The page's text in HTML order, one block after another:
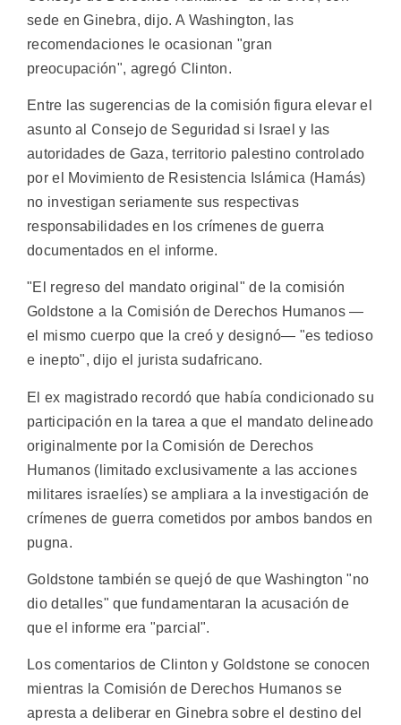
sede en Ginebra, dijo. A Washington, las
recomendaciones le ocasionan "gran
preocupación", agregó Clinton.
Entre las sugerencias de la comisión figura elevar el
asunto al Consejo de Seguridad si Israel y las
autoridades de Gaza, territorio palestino controlado
por el Movimiento de Resistencia Islámica (Hamás)
no investigan seriamente sus respectivas
responsabilidades en los crímenes de guerra
documentados en el informe.
"El regreso del mandato original" de la comisión
Goldstone a la Comisión de Derechos Humanos —
el mismo cuerpo que la creó y designó— "es tedioso
e inepto", dijo el jurista sudafricano.
El ex magistrado recordó que había condicionado su
participación en la tarea a que el mandato delineado
originalmente por la Comisión de Derechos
Humanos (limitado exclusivamente a las acciones
militares israelíes) se ampliara a la investigación de
crímenes de guerra cometidos por ambos bandos en
pugna.
Goldstone también se quejó de que Washington "no
dio detalles" que fundamentaran la acusación de
que el informe era "parcial".
Los comentarios de Clinton y Goldstone se conocen
mientras la Comisión de Derechos Humanos se
apresta a deliberar en Ginebra sobre el destino del